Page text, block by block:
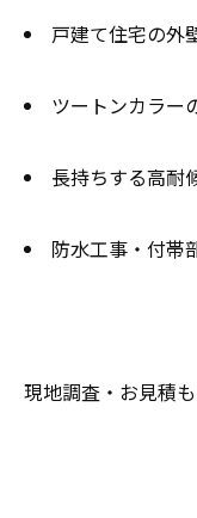
戸建て住宅の外
ツートンカラー
長持ちする高耐
防水工事・付帯
現地調査・お見積も